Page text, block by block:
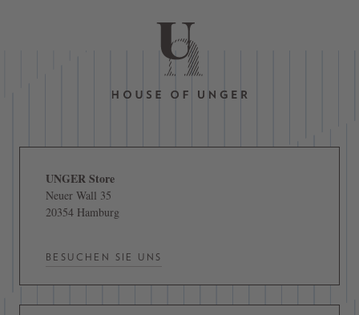
UNGER Store
Neuer Wall 35
20354 Hamburg
BESUCHEN SIE UNS